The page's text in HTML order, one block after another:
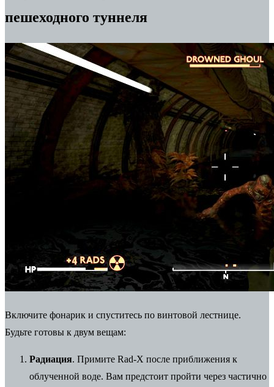
пешеходного туннеля
Включите фонарик и спуститесь по винтовой лестнице.
Будьте готовы к двум вещам:
Радиация. Примите Rad-X после приближения к
облученной воде. Вам предстоит пройти через частично